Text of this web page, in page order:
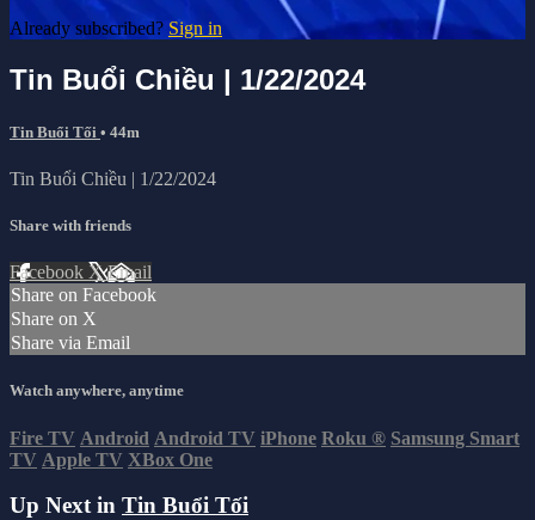
Already subscribed? Sign in
Tin Buổi Chiều | 1/22/2024
Tin Buổi Tối • 44m
Tin Buổi Chiều | 1/22/2024
Share with friends
Facebook XEmail
Share on Facebook
Share on X
Share via Email
Watch anywhere, anytime
Fire TV Android Android TV iPhone Roku ® Samsung Smart
TV Apple TV XBox One
Up Next in Tin Buổi Tối